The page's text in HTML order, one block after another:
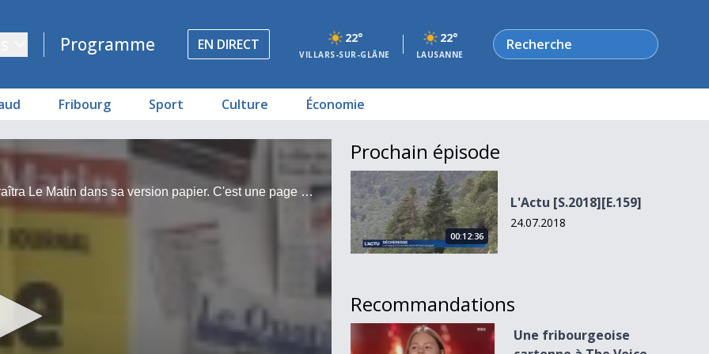
Programme EN DIRECT 22°
VILLARS-SUR-GLÂNE
22°
LAUSANNE
Rechercher
Fribourg Sport Culture Économie
Samedi 21 juillet, c'est la toute dernière fois que paraîtra Le Matin dans sa version papier. C'est une page qui se tourne dans le paysage médiatique romand.
Prochain épisode
L&#039;Actu [S.2018][E.159]
00:12:36
L'Actu [S.2018][E.159]
24.07.2018
Recommandations
Une fribourgeoise cartonne à The Voice Kids
Une fribourgeoise